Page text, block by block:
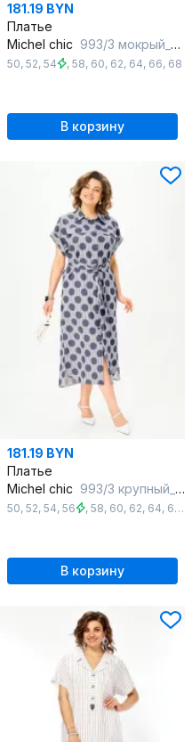
181.19 BYN
Платье
Michel chic 993/3 мокрый_асфальт
50, 52, 54 , 58, 60, 62, 64, 66, 68
В корзину
181.19 BYN
Платье
Michel chic 993/3 крупный_горох
50, 52, 54, 56 , 58, 60, 62, 64, 66 ,
В корзину